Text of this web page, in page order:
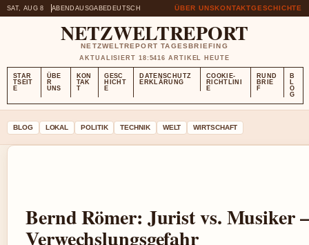
SAT, AUG 8 ABENDAUSGABEDEUTSCH ÜBER UNSKONTAKTGESCHICHTE
NETZWELTREPORT
NETZWELTREPORT TAGESBRIEFING
AKTUALISIERT 18:5416 ARTIKEL HEUTE
STAR
TSEIT
E
ÜBE
R
UNS
KON
TAK
T
GESC
HICHT
E
DATENSCHUTZ
ERKLÄRUNG
COOKIE-
RICHTLINI
E
RUND
BRIE
F
B
L
O
G
BLOG LOKAL POLITIK TECHNIK WELT WIRTSCHAFT
Bernd Römer: Jurist vs. Musiker
Verwechslungsgefahr